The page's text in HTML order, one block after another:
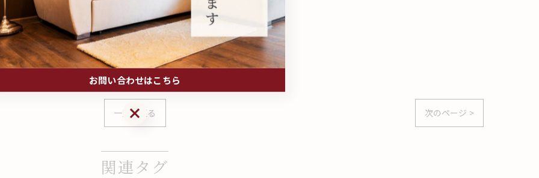
一覧に戻る 次のページ >
関連タグ
お問い合わせはこちら
お問い合わせはこちら